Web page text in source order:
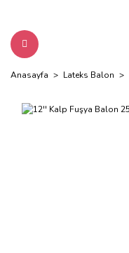
Anasayfa Lateks Balon